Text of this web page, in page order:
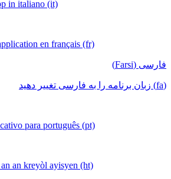
in italiano (it)
en français (fr)
فارسی (Farsi)
(fa) زبان برنامه را به فارسی تغییر دهید
para português (pt)
an kreyòl ayisyen (ht)